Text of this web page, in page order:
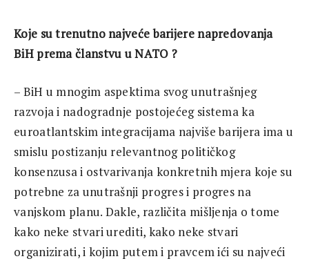
Koje su trenutno najveće barijere napredovanja
BiH prema članstvu u NATO ?
– BiH u mnogim aspektima svog unutrašnjeg
razvoja i nadogradnje postojećeg sistema ka
euroatlantskim integracijama najviše barijera ima u
smislu postizanju relevantnog političkog
konsenzusa i ostvarivanja konkretnih mjera koje su
potrebne za unutrašnji progres i progres na
vanjskom planu. Dakle, različita mišljenja o tome
kako neke stvari urediti, kako neke stvari
organizirati, i kojim putem i pravcem ići su najveći